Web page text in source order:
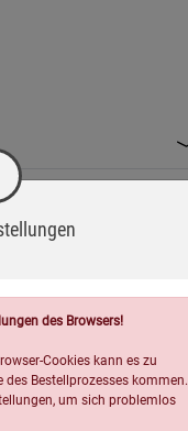
des Browsers!
Cookies kann es zu
Bestellprozesses kommen.
um sich problemlos